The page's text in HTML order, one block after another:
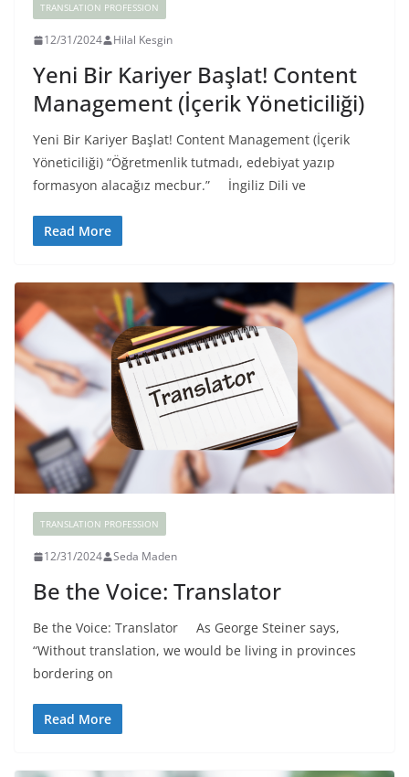
TRANSLATION PROFESSION
12/31/2024 Hilal Kesgin
Yeni Bir Kariyer Başlat! Content
Management (İçerik Yöneticiliği)
Yeni Bir Kariyer Başlat! Content Management (İçerik
Yöneticiliği) “Öğretmenlik tutmadı, edebiyat yazıp
formasyon alacağız mecbur.” İngiliz Dili ve
Read More
TRANSLATION PROFESSION
12/31/2024 Seda Maden
Be the Voice: Translator
Be the Voice: Translator As George Steiner says,
“Without translation, we would be living in provinces
bordering on
Read More